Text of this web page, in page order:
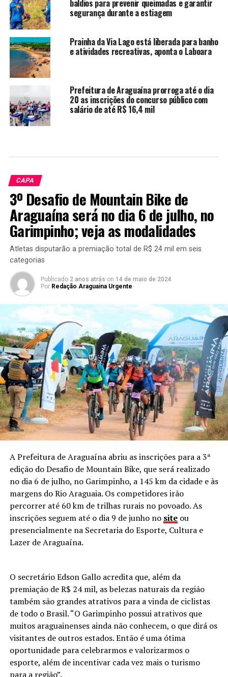
baldios para prevenir queimadas e garantir
segurança durante a estiagem
Prainha da Via Lago está liberada para banho
e atividades recreativas, aponta o Laboara
Prefeitura de Araguaína prorroga até o dia
20 as inscrições do concurso público com
salário de até R$ 16,4 mil
CAPA
3º Desafio de Mountain Bike de
Araguaína será no dia 6 de julho, no
Garimpinho; veja as modalidades
Atletas disputarão a premiação total de R$ 24 mil em seis
categorias
Publicado 2 anos atrás on 14 de maio de 2024
Por Redação Araguaina Urgente
A Prefeitura de Araguaína abriu as inscrições para a 3ª
edição do Desafio de Mountain Bike, que será realizado
no dia 6 de julho, no Garimpinho, a 145 km da cidade e às
margens do Rio Araguaia. Os competidores irão
percorrer até 60 km de trilhas rurais no povoado. As
inscrições seguem até o dia 9 de junho no site ou
presencialmente na Secretaria do Esporte, Cultura e
Lazer de Araguaína.
O secretário Edson Gallo acredita que, além da
premiação de R$ 24 mil, as belezas naturais da região
também são grandes atrativos para a vinda de ciclistas
de todo o Brasil. “O Garimpinho possui atrativos que
muitos araguainenses ainda não conhecem, o que dirá os
visitantes de outros estados. Então é uma ótima
oportunidade para celebrarmos e valorizarmos o
esporte, além de incentivar cada vez mais o turismo
para a região”.